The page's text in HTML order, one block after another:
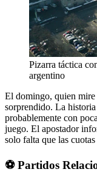
Pizarra táctica
argentino
El domingo, quien mire
sorprendido. La
probablemente con
juego. El apostador
solo falta que las
⚽ Partidos